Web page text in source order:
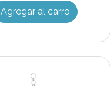
Agregar al carro